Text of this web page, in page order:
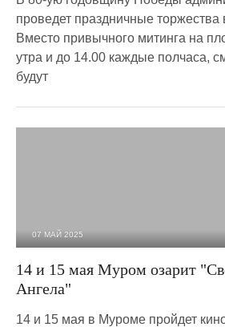
проведет праздничные
Вместо привычного митинга на
утра и до 14.00 каждые полчаса,
будут
07 МАЙ 2025
14 и 15 мая Муром озарит
Ангела"
14 и 15 мая в Муроме пройдет